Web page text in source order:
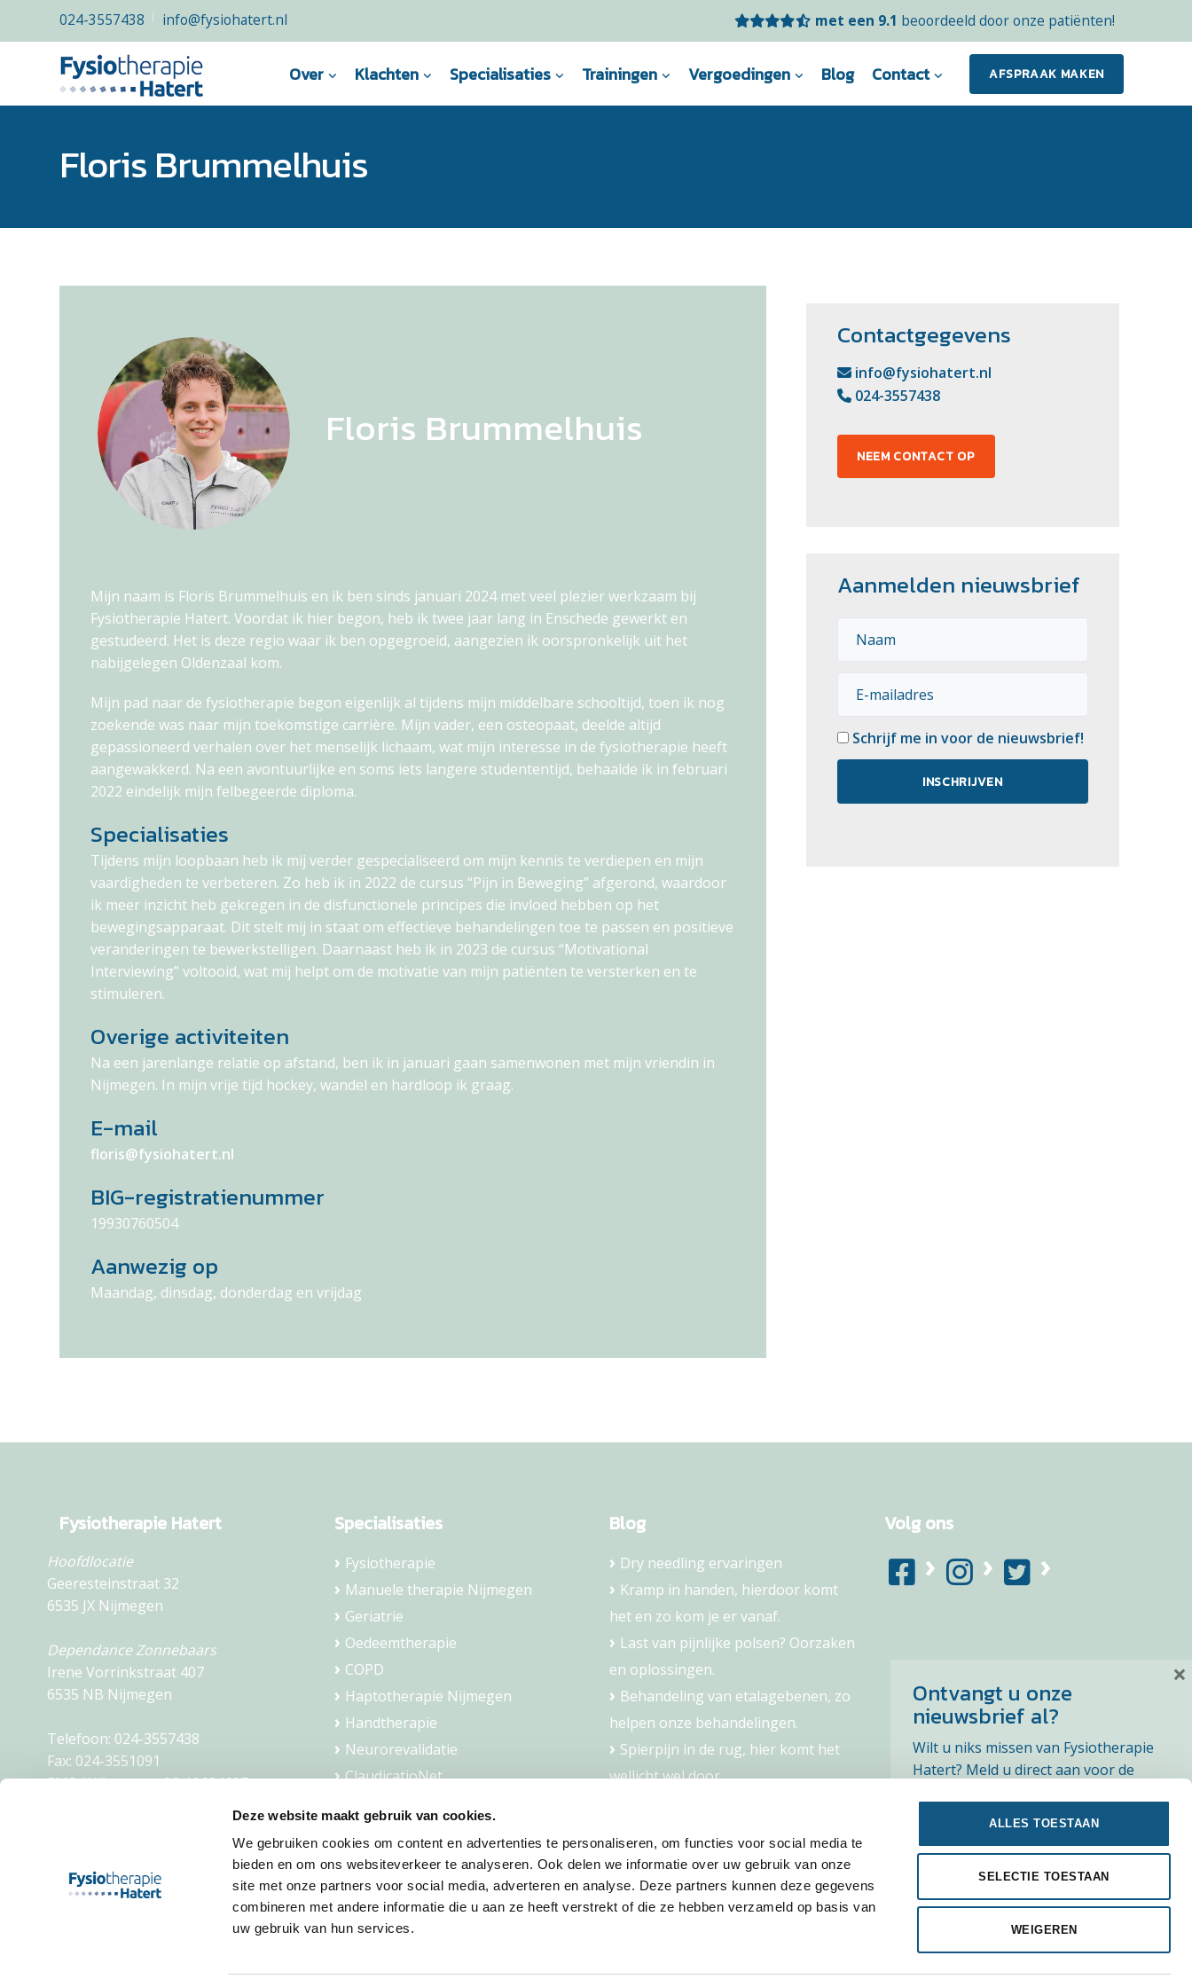
Deze website maakt gebruik van cookies.
We gebruiken cookies om content en advertenties te personaliseren, om functies voor social media te
bieden en om ons websiteverkeer te analyseren. Ook delen we informatie over uw gebruik van onze
site met onze partners voor social media, adverteren en analyse. Deze partners kunnen deze gegevens
combineren met andere informatie die u aan ze heeft verstrekt of die ze hebben verzameld op basis van
uw gebruik van hun services.
ALLES TOESTAAN
SELECTIE TOESTAAN
WEIGEREN
met een 9.1 beoordeeld door onze patiënten!
024-3557438 info@fysiohatert.nl
Over Klachten Specialisaties Trainingen Vergoedingen Blog Contact AFSPRAAK MAKEN
Floris Brummelhuis
Floris Brummelhuis
Mijn naam is Floris Brummelhuis en ik ben sinds januari 2024 met veel plezier werkzaam bij
Fysiotherapie Hatert. Voordat ik hier begon, heb ik twee jaar lang in Enschede gewerkt en
gestudeerd. Het is deze regio waar ik ben opgegroeid, aangezien ik oorspronkelijk uit het
nabijgelegen Oldenzaal kom.
Mijn pad naar de fysiotherapie begon eigenlijk al tijdens mijn middelbare schooltijd, toen ik nog
zoekende was naar mijn toekomstige carrière. Mijn vader, een osteopaat, deelde altijd
gepassioneerd verhalen over het menselijk lichaam, wat mijn interesse in de fysiotherapie heeft
aangewakkerd. Na een avontuurlijke en soms iets langere studententijd, behaalde ik in februari
2022 eindelijk mijn felbegeerde diploma.
Specialisaties
Tijdens mijn loopbaan heb ik mij verder gespecialiseerd om mijn kennis te verdiepen en mijn
vaardigheden te verbeteren. Zo heb ik in 2022 de cursus “Pijn in Beweging” afgerond, waardoor
ik meer inzicht heb gekregen in de disfunctionele principes die invloed hebben op het
bewegingsapparaat. Dit stelt mij in staat om effectieve behandelingen toe te passen en positieve
veranderingen te bewerkstelligen. Daarnaast heb ik in 2023 de cursus “Motivational
Interviewing” voltooid, wat mij helpt om de motivatie van mijn patiënten te versterken en te
stimuleren.
Overige activiteiten
Na een jarenlange relatie op afstand, ben ik in januari gaan samenwonen met mijn vriendin in
Nijmegen. In mijn vrije tijd hockey, wandel en hardloop ik graag.
E-mail
floris@fysiohatert.nl
BIG-registratienummer
19930760504
Aanwezig op
Maandag, dinsdag, donderdag en vrijdag
Contactgegevens
info@fysiohatert.nl
024-3557438
NEEM CONTACT OP
Aanmelden nieuwsbrief
Schrijf me in voor de nieuwsbrief!
Fysiotherapie Hatert
Hoofdlocatie
Geeresteinstraat 32
6535 JX Nijmegen
Dependance Zonnebaars
Irene Vorrinkstraat 407
6535 NB Nijmegen
Telefoon: 024-3557438
Fax: 024-3551091
SMS / Whatsapp:06-10624627
BTW: NL002123654B01
Specialisaties
Fysiotherapie
Manuele therapie Nijmegen
Geriatrie
Oedeemtherapie
COPD
Haptotherapie Nijmegen
Handtherapie
Neurorevalidatie
ClaudicatioNet
Ademtherapie
Slaapcoaching
Fietscoaching
Blog
Dry needling ervaringen
Kramp in handen, hierdoor komt
het en zo kom je er vanaf.
Last van pijnlijke polsen? Oorzaken
en oplossingen.
Behandeling van etalagebenen, zo
helpen onze behandelingen.
Spierpijn in de rug, hier komt het
wellicht wel door.
Volg ons
Ontvangt u onze
nieuwsbrief al?
Wilt u niks missen van Fysiotherapie
Hatert? Meld u direct aan voor de
nieuws en tips. Zieprivacyverklaring
Schrijf me in voor de nieuwsbrief!
×